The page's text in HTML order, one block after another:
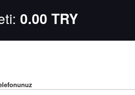
0.00 TRY